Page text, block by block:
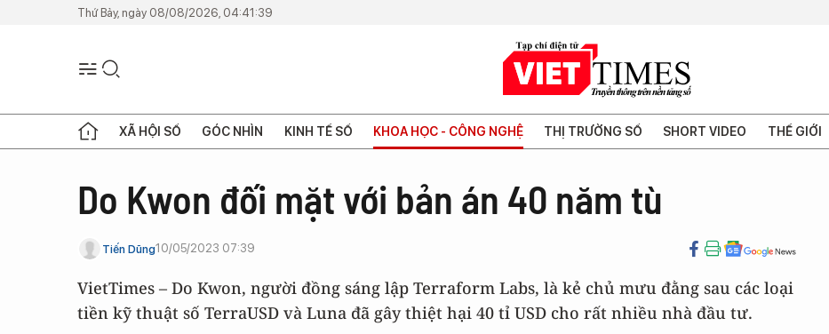
Thứ Bảy, ngày 08/08/2026, 04:41:39
XÃ HỘI SỐ GÓC NHÌN KINH TẾ SỐ KHOA HỌC - CÔNG NGHỆ THỊ TRƯỜNG SỐ SHORT VIDEO THẾ GIỚI
Do Kwon đối mặt với bản án 40 năm tù
Tiến Dũng10/05/2023 07:39
VietTimes – Do Kwon, người đồng sáng lập Terraform Labs, là kẻ chủ mưu đằng sau các loại
tiền kỹ thuật số TerraUSD và Luna đã gây thiệt hại 40 tỉ USD cho rất nhiều nhà đầu tư.